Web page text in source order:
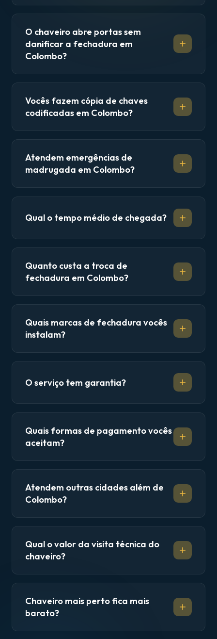
O chaveiro abre portas sem
danificar a fechadura em
Colombo?
Vocês fazem cópia de chaves
codificadas em Colombo?
Atendem emergências de
madrugada em Colombo?
Qual o tempo médio de chegada?
Quanto custa a troca de
fechadura em Colombo?
Quais marcas de fechadura vocês
instalam?
O serviço tem garantia?
Quais formas de pagamento vocês
aceitam?
Atendem outras cidades além de
Colombo?
Qual o valor da visita técnica do
chaveiro?
Chaveiro mais perto fica mais
barato?